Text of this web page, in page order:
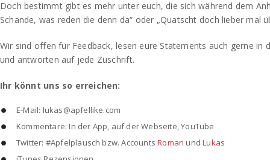
Doch bestimmt gibt es mehr unter euch, die sich während dem
Schande, was reden die denn da“ oder „Quatscht doch lieber mal
Wir sind offen für Feedback, lesen eure Statements auch gerne in
und antworten auf jede Zuschrift.
Ihr könnt uns so erreichen:
E-Mail: lukas@apfellike.com
Kommentare: In der App, auf der Webseite, YouTube
Twitter: #Apfelplausch bzw. AccountsRoman undLukas